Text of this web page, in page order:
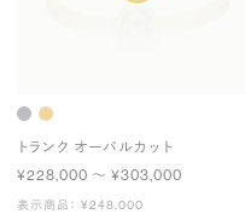
トランク オーバルカット
¥228,000 〜 ¥303,000
表示商品： ¥248,000